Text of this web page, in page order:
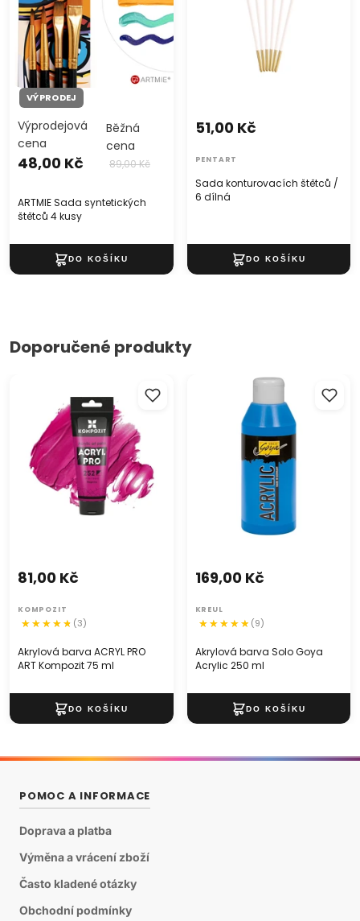
VÝPRODEJ
ARTMIE Sada syntetických
štětců 4 kusy
Výprodejová
cena
48,00 Kč
Běžná
cena
89,00 Kč
Sada konturovacích štětců /
6 dílná
51,00 Kč
PENTART
Doporučené produkty
ART Kompozit 75 ml
Akrylová barva ACRYL PRO
ART Kompozit 75 ml
81,00 Kč
KOMPOZIT
(3)
Akrylová barva Solo Goya
Acrylic 250 ml
Akrylová barva Solo Goya
Acrylic 250 ml
169,00 Kč
KREUL
(9)
POMOC A INFORMACE
Doprava a platba
Výměna a vrácení zboží
Často kladené otázky
Obchodní podmínky